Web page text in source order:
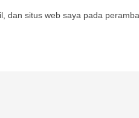
dan situs web saya pada